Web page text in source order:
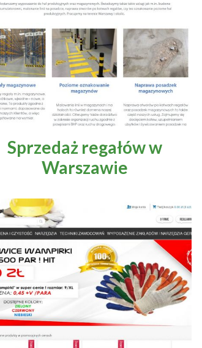
Sprzedaż regałów w
Warszawie